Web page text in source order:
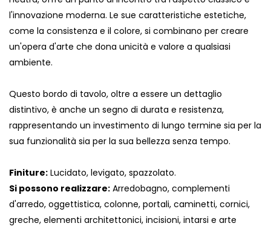
l'innovazione moderna. Le sue caratteristiche estetiche,
come la consistenza e il colore, si combinano per creare
un'opera d'arte che dona unicità e valore a qualsiasi
ambiente.
Questo bordo di tavolo, oltre a essere un dettaglio
distintivo, è anche un segno di durata e resistenza,
rappresentando un investimento di lungo termine sia per la
sua funzionalità sia per la sua bellezza senza tempo.
Finiture: Lucidato, levigato, spazzolato.
Si possono realizzare: Arredobagno, complementi
d'arredo, oggettistica, colonne, portali, caminetti, cornici,
greche, elementi architettonici, incisioni, intarsi e arte